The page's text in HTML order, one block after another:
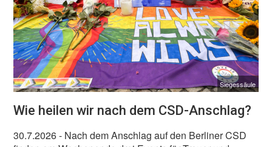
Siegessäule
Wie heilen wir nach dem CSD-Anschlag?
30.7.2026- Nach dem Anschlag auf den Berliner CSD